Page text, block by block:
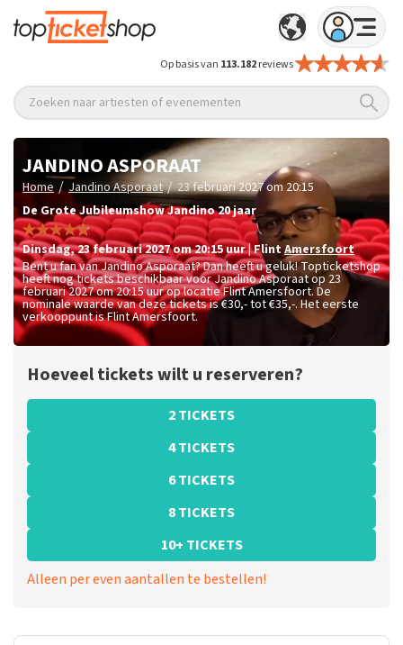
Op basis van 113.182reviews
Zoeken naar artiesten of evenementen
JANDINO ASPORAAT
Home / Jandino Asporaat / 23 februari 2027 om 20:15
De Grote Jubileumshow Jandino 20 jaar
dinsdag,23 februari 2027 om 20:15uur|FlintAmersfoort
Bent u fan van Jandino Asporaat? Dan heeft u geluk! Topticketshop
heeft nog tickets beschikbaar voor Jandino Asporaat op 23
februari 2027 om 20:15 uur op locatie Flint Amersfoort. De
nominale waarde van deze tickets is€30,- tot €35,-. Het eerste
verkooppunt is Flint Amersfoort.
Hoeveel tickets wilt u reserveren?
2 TICKETS
4 TICKETS
6 TICKETS
8 TICKETS
10+ TICKETS
Alleen per even aantallen te bestellen!